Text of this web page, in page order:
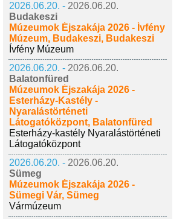
2026.06.20. - 2026.06.20.
Budakeszi
Múzeumok Éjszakája 2026 - Ívfény
Múzeum, Budakeszi, Budakeszi
Ívfény Múzeum
2026.06.20. - 2026.06.20.
Balatonfüred
Múzeumok Éjszakája 2026 -
Esterházy-Kastély -
Nyaralástörténeti
Látogatóközpont, Balatonfüred
Esterházy-kastély Nyaralástörténeti
Látogatóközpont
2026.06.20. - 2026.06.20.
Sümeg
Múzeumok Éjszakája 2026 -
Sümegi Vár, Sümeg
Vármúzeum